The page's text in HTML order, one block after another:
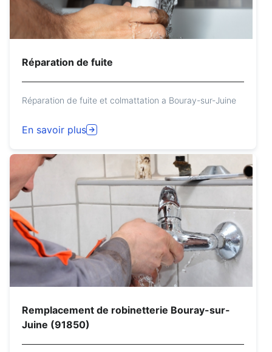
Réparation de fuite
Réparation de fuite et colmattation a Bouray-sur-Juine
En savoir plus
Remplacement de robinetterie Bouray-sur-
Juine (91850)